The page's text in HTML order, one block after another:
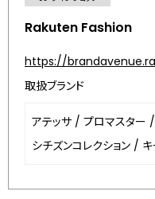
Rakuten Fashion
https://
取扱ブランド
アテッサ / プロマスター /
シチズンコレクション /